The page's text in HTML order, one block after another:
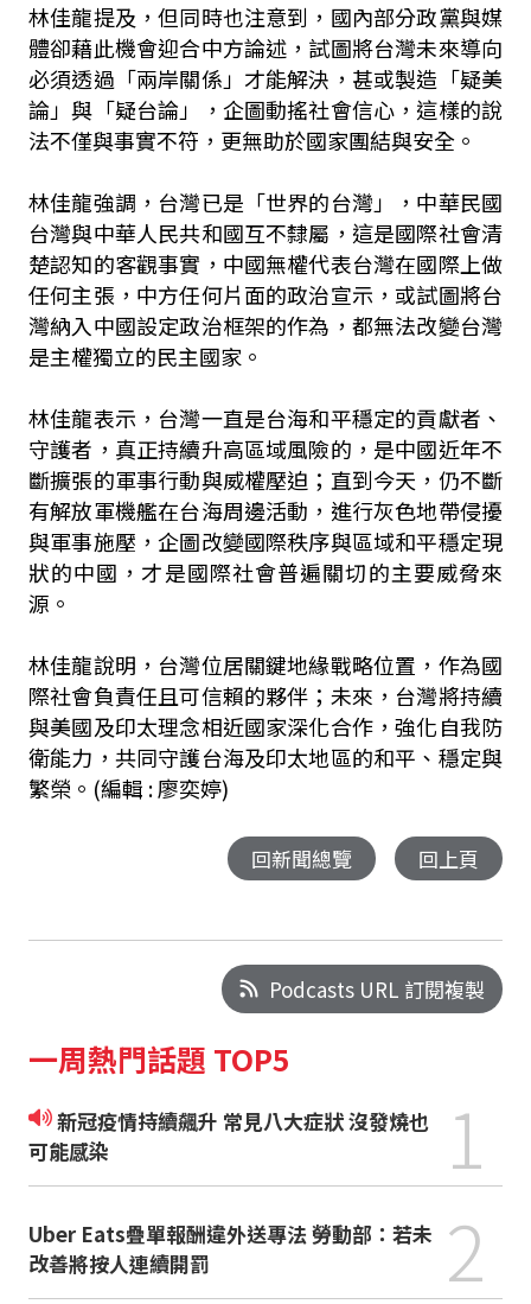
林佳龍提及，但同時也注意到，國內部分政黨與媒
體卻藉此機會迎合中方論述，試圖將台灣未來導向
必須透過「兩岸關係」才能解決，甚或製造「疑美
論」與「疑台論」，企圖動搖社會信心，這樣的說
法不僅與事實不符，更無助於國家團結與安全。
林佳龍強調，台灣已是「世界的台灣」，中華民國
台灣與中華人民共和國互不隸屬，這是國際社會清
楚認知的客觀事實，中國無權代表台灣在國際上做
任何主張，中方任何片面的政治宣示，或試圖將台
灣納入中國設定政治框架的作為，都無法改變台灣
是主權獨立的民主國家。
林佳龍表示，台灣一直是台海和平穩定的貢獻者、
守護者，真正持續升高區域風險的，是中國近年不
斷擴張的軍事行動與威權壓迫；直到今天，仍不斷
有解放軍機艦在台海周邊活動，進行灰色地帶侵擾
與軍事施壓，企圖改變國際秩序與區域和平穩定現
狀的中國，才是國際社會普遍關切的主要威脅來
源。
林佳龍說明，台灣位居關鍵地緣戰略位置，作為國
際社會負責任且可信賴的夥伴；未來，台灣將持續
與美國及印太理念相近國家深化合作，強化自我防
衛能力，共同守護台海及印太地區的和平、穩定與
繁榮。(編輯 : 廖奕婷)
回新聞總覽 回上頁
Podcasts URL 訂閱複製
一周熱門話題 TOP5
新冠疫情持續飆升 常見八大症狀 沒發燒也
可能感染
1
Uber Eats疊單報酬違外送專法 勞動部：若未
改善將按人連續開罰
2